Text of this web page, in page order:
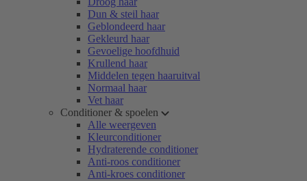
Dun & steil haar
Geblondeerd haar
Gekleurd haar
Gevoelige hoofdhuid
Krullend haar
Middelen tegen haaruitval
Normaal haar
Vet haar
Conditioner & spoelen
Alle weergeven
Kleurconditioner
Hydraterende conditioner
Anti-roos conditioner
Anti-kroes conditioner